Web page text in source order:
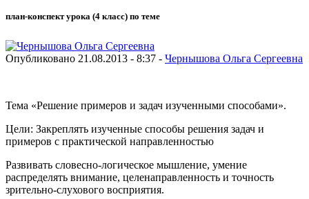
план-конспект урока (4 класс) по теме
Опубликовано 21.08.2013 - 8:37 - Чернышова Ольга Сергеевна
Тема «Решение примеров и задач изученными способами».
Цели: Закреплять изученные способы решения задач и
примеров с практической направленностью
Развивать словесно-логическое мышление, умение
распределять внимание, целенаправленность и точность
зрительно-слухового восприятия.